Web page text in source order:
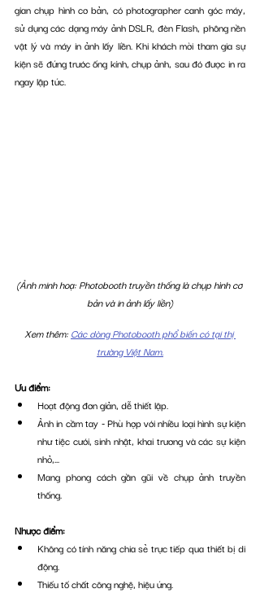
gian chụp hình cơ bản, có photographer canh góc máy,
sử dụng các dạng máy ảnh DSLR, đèn Flash, phông nền
vật lý và máy in ảnh lấy liền. Khi khách mời tham gia sự
kiện sẽ đứng trước ống kính, chụp ảnh, sau đó được in ra
ngay lập tức.
(Ảnh minh hoạ: Photobooth truyền thống là chụp hình cơ
bản và in ảnh lấy liền)
Xem thêm: Các dòng Photobooth phổ biến có tại thị
trường Việt Nam.
Ưu điểm:
Hoạt động đơn giản, dễ thiết lập.
Ảnh in cầm tay - Phù hợp với nhiều loại hình sự kiện
như tiệc cưới, sinh nhật, khai trương và các sự kiện
nhỏ,...
Mang phong cách gần gũi về chụp ảnh truyền
thống.
Nhược điểm:
Không có tính năng chia sẻ trực tiếp qua thiết bị di
động.
Thiếu tố chất công nghệ, hiệu ứng.